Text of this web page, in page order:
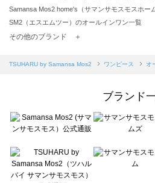
Samansa Mos2 home's（サマンサモスモスホー
SM2（エスエムツー）のオールインワン一覧
Samansa Mos2 blue（サマンサモスモス ブルー
sō4ū（ソウフォーユー）のオールインワン一覧
Te chichi（テチチ）のオールインワン一覧
Te chichi CLASSIC（テチチ クラシック）のオー
Lugnoncure（ルノンキュール）のオールインワ
BETTY'S BLUE（べティーズブルー）のオール
Wpc.（ワールドパーティー）のオールインワン一
その他のブランド ＋
TSUHARU by Samansa Mos2 ワンピース オ
ブランド